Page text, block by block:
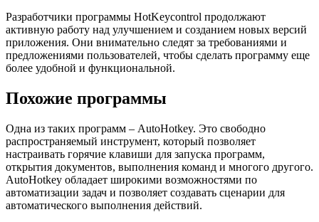
Разработчики программы HotKeycontrol продолжают
активную работу над улучшением и созданием новых версий
приложения. Они внимательно следят за требованиями и
предложениями пользователей, чтобы сделать программу еще
более удобной и функциональной.
Похожие программы
Одна из таких программ – AutoHotkey. Это свободно
распространяемый инструмент, который позволяет
настраивать горячие клавиши для запуска программ,
открытия документов, выполнения команд и многого другого.
AutoHotkey обладает широкими возможностями по
автоматизации задач и позволяет создавать сценарии для
автоматического выполнения действий.